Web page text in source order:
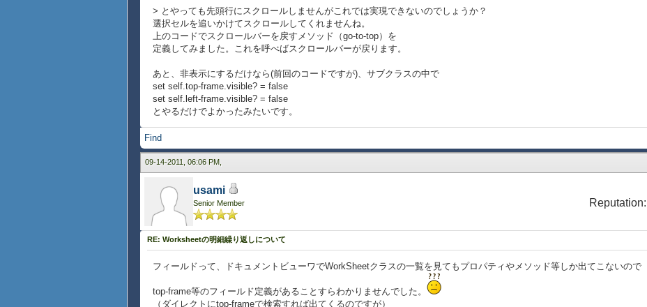
{for g in ga do
{self.grid.add g}
}
}
{method public {go-to-top}:void
{for g in self.grid.graphical-children do
{type-switch g
case sb:ScrollBox do
set sb.vertical-position = 0m
set sb.horizontal-position = 0m
}
}
> とやっても先頭行にスクロールしませんがこれでは実現できないのでしょうか？
選択セルを追いかけてスクロールしてくれませんね。
上のコードでスクロールバーを戻すメソッド（go-to-top）を
定義してみました。これを呼べばスクロールバーが戻ります。
あと、非表示にするだけなら(前回のコードですが)、サブクラスの中で
set self.top-frame.visible? = false
set self.left-frame.visible? = false
とやるだけでよかったみたいです。
Find
09-14-2011, 06:06 PM,
usami
Senior Member Reputation:
RE: Worksheetの明細繰り返しについて
フィールドって、ドキュメントビューワでWorkSheetクラスの一覧を見てもプロパティやメソッド等しか出てこないので
top-frame等のフィールド定義があることすらわかりませんでした。
（ダイレクトにtop-frameで検索すれば出てくるのですが）